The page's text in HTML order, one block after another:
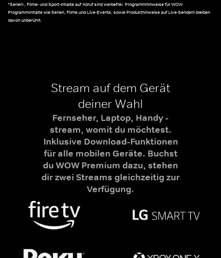
*Serien-, Filme- und Sport-Inhalte auf Abruf sind werbefrei. Programmhinweise für WOW
Programminhalte wie Serien, Filme und Live-Events, sowie Produkthinweise auf Live-Sendern bleiben
davon unberührt.
Stream auf dem Gerät
deiner Wahl
Fernseher, Laptop, Handy -
stream, womit du möchtest.
Inklusive Download-Funktionen
für alle mobilen Geräte. Buchst
du WOW Premium dazu, stehen
dir zwei Streams gleichzeitig zur
Verfügung.